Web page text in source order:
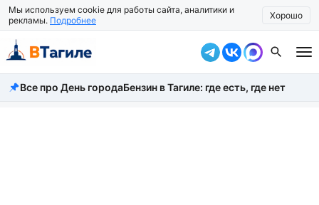
Мы используем cookie для работы сайта, аналитики и
рекламы. Подробнее Хорошо
Все новости
Все про День городаБензин в Тагиле: где есть, где нет